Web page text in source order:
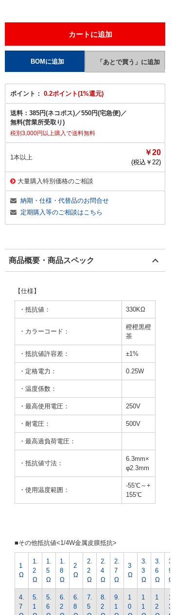
ポイント： 0.2ポイント(1%還元)
送料： 385円(ネコポス)／550円(宅急便)／
無料(営業所受取り)
税別3,000円以上購入で送料無料
1本以上
￥20
(税込￥ 22)
大量購入特別価格のご相談
納期・仕様・代替品のお問合せ
定期購入等のご相談はこちら
商品概要・商品スペック
【仕様】
・抵抗値： 330KΩ
・カラーコード：
橙橙黒橙
茶
・抵抗値許容差： ±1%
・定格電力： 0.25W
・温度係数：
・最高使用電圧： 250V
・耐電圧： 500V
・最高過負荷電圧：
・抵抗値寸法：
6.3mm×
φ2.3mm
・使用温度範囲：
-55℃～+
155℃
■その他抵抗値<1/4W金属皮膜抵抗>
1
Ω
1.
2
Ω
1.
5
Ω
1.
8
Ω
2
Ω
2.
2
Ω
2.
4
Ω
2.
7
Ω
3
Ω
3.
3
Ω
3.
6
Ω
3.
9
Ω
4.
7
5.
1
5.
6
6.
2
6.
8
7.
5
8.
2
9.
1
1
0
1
1
1
2
1
3